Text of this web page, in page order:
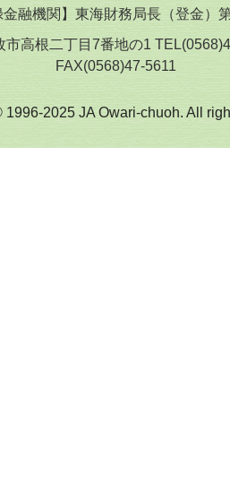
金融機関】東海財務局長（登金）
市高根二丁目7番地の1
FAX(0568)47-5611
2025 JA Owari-chuoh. All